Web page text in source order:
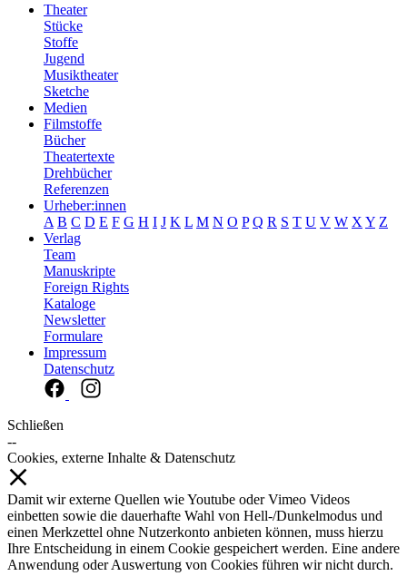
Theater
Stücke
Stoffe
Jugend
Musiktheater
Sketche
Medien
Filmstoffe
Bücher
Theatertexte
Drehbücher
Referenzen
Urheber:innen
A B C D E F G H I J K L M N O P Q R S T U V W X Y Z
Verlag
Team
Manuskripte
Foreign Rights
Kataloge
Newsletter
Formulare
Impressum
Datenschutz
Schließen
--
Cookies, externe Inhalte & Datenschutz
Damit wir externe Quellen wie Youtube oder Vimeo Videos
einbetten sowie die dauerhafte Wahl von Hell-/Dunkelmodus und
einen Merkzettel ohne Nutzerkonto anbieten können, muss hierzu
Ihre Entscheidung in einem Cookie gespeichert werden. Eine andere
Anwendung oder Auswertung von Cookies führen wir nicht durch.